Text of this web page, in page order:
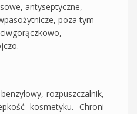
antyseptyczne,
poza tym
rozpuszczalnik,
kosmetyku. Chroni